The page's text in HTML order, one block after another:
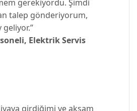
gerekiyordu. Şimdi
talep gönderiyorum,
geliyor.”
Elektrik Servis
girdiğimi ve akşam